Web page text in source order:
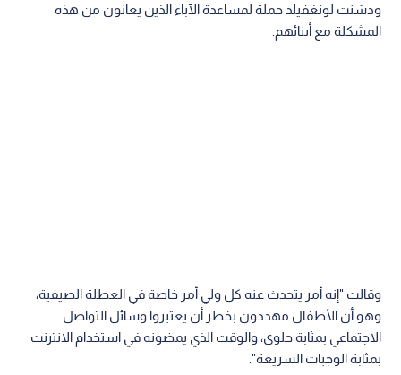
ودشنت لونغفيلد حملة لمساعدة الآباء الذين يعانون من هذه
المشكلة مع أبنائهم.
وقالت "إنه أمر يتحدث عنه كل ولي أمر خاصة في العطلة الصيفية،
وهو أن الأطفال مهددون بخطر أن يعتبروا وسائل التواصل
الاجتماعي بمثابة حلوى، والوقت الذي يمضونه في استخدام الانترنت
بمثابة الوجبات السريعة".